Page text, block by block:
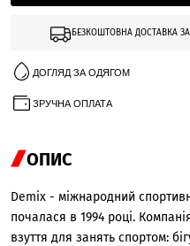
БЕЗКОШТОВНА ДОСТАВКА
ДОГЛЯД ЗА ОДЯГОМ
ЗРУЧНА ОПЛАТА
ОПИС
Demix - міжнародний
почалася в 1994 році.
взуття для занять спортом: